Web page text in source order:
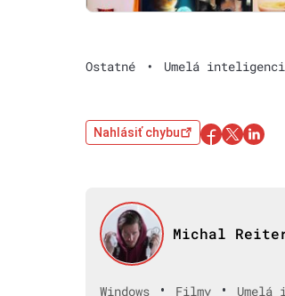
Ostatné • Umelá
Nahlásiť chybu
Michal
Windows • Filmy •